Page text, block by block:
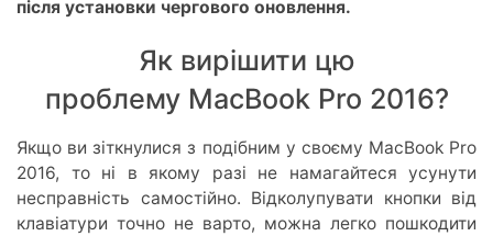
після установки чергового оновлення.
Як вирішити цю
проблему MacBook Pro 2016?
Якщо ви зіткнулися з подібним у своєму MacBook Pro
2016, то ні в якому разі не намагайтеся усунути
несправність самостійно. Відколупувати кнопки від
клавіатури точно не варто, можна легко пошкодити